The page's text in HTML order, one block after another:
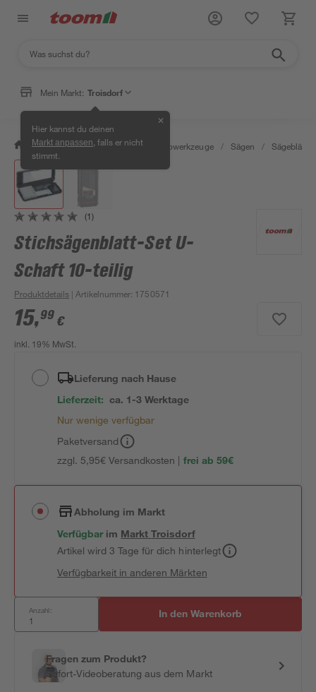
Mein Markt: Troisdorf
Hier kannst du deinen
Markt anpassen , falls er nicht
stimmt.
✕
/ Werkstatt & Maschinen / Elektrowerkzeuge / Sägen / Sägeblätter
(1)
Stichsägenblatt-Set U-
Schaft 10-teilig
Produktdetails | Artikelnummer: 1750571
15,99 €
inkl. 19% MwSt.
Lieferung nach Hause
Lieferzeit: ca. 1-3 Werktage
Nur wenige verfügbar
Paketversand
zzgl. 5,95€ Versandkosten | frei ab 59€
Abholung im Markt
Verfügbar im MarktTroisdorf
Artikel wird 3 Tage für dich hinterlegt
Verfügbarkeit in anderen Märkten
Anzahl: In den Warenkorb
Fragen zum Produkt?
Sofort-Videoberatung aus dem Markt